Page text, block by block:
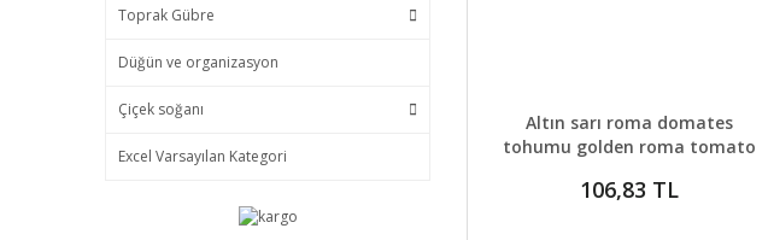
Toprak Gübre
Düğün ve organizasyon
Çiçek soğanı
Excel Varsayılan Kategori
DETAYLAR GELİNCE HABER VER
Altın sarı roma domates
tohumu golden roma tomato
106,83 TL